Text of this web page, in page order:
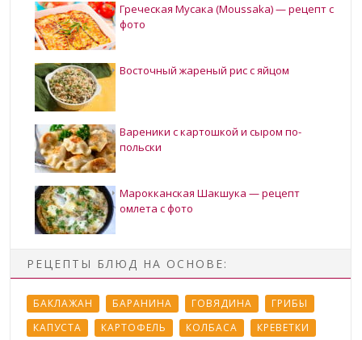
Греческая Мусака (Moussaka) — рецепт с
фото
Восточный жареный рис с яйцом
Вареники с картошкой и сыром по-
польски
Марокканская Шакшука — рецепт
омлета с фото
РЕЦЕПТЫ БЛЮД НА ОСНОВЕ:
БАКЛАЖАН БАРАНИНА ГОВЯДИНА
ГРИБЫ
КАПУСТА
КАРТОФЕЛЬ КОЛБАСА КРЕВЕТКИ